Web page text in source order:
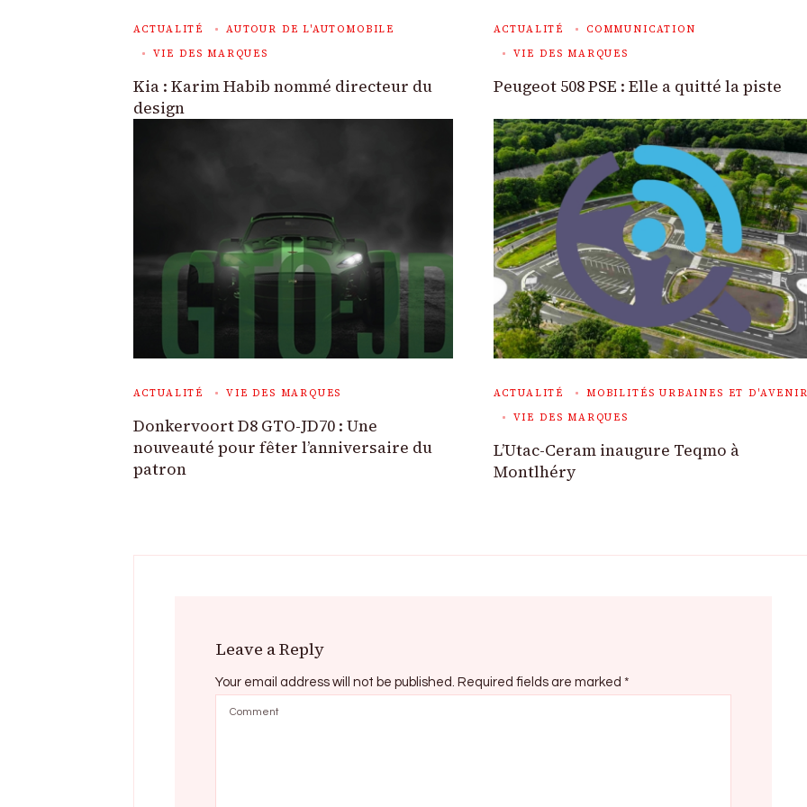
ACTUALITÉ
AUTOUR DE L'AUTOMOBILE
VIE DES MARQUES
Kia : Karim Habib nommé directeur du
design
ACTUALITÉ
COMMUNICATION
VIE DES MARQUES
Peugeot 508 PSE : Elle a quitté la piste
ACTUALITÉ VIE DES MARQUES
Donkervoort D8 GTO-JD70 : Une
nouveauté pour fêter l’anniversaire du
patron
ACTUALITÉ
MOBILITÉS URBAINES ET
VIE DES MARQUES
L’Utac-Ceram inaugure Teqmo à
Montlhéry
Leave a Reply
Your email address will not be published. Required fields are marked *